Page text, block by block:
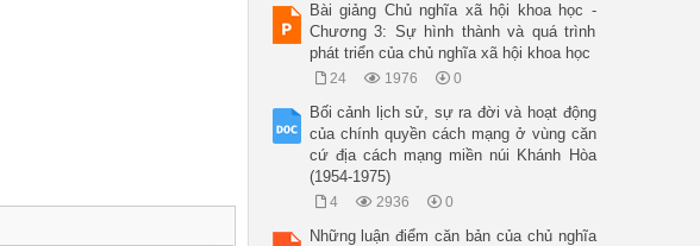
Bài giảng Chủ nghĩa xã hội khoa học -
Chương 3: Sự hình thành và quá trình
phát triển của chủ nghĩa xã hội khoa học
24 1976 0
Bối cảnh lịch sử, sự ra đời và hoạt động
của chính quyền cách mạng ở vùng căn
cứ địa cách mạng miền núi Khánh Hòa
(1954-1975)
4 2936 0
Những luận điểm căn bản của chủ nghĩa